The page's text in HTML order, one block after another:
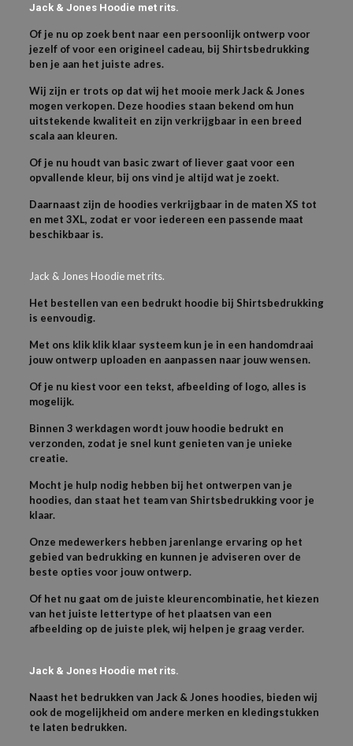
Jack & Jones Hoodie met rits.
Of je nu op zoek bent naar een persoonlijk ontwerp voor
jezelf of voor een origineel cadeau, bij Shirtsbedrukking
ben je aan het juiste adres.
Wij zijn er trots op dat wij het mooie merk Jack & Jones
mogen verkopen. Deze hoodies staan bekend om hun
uitstekende kwaliteit en zijn verkrijgbaar in een breed
scala aan kleuren.
Of je nu houdt van basic zwart of liever gaat voor een
opvallende kleur, bij ons vind je altijd wat je zoekt.
Daarnaast zijn de hoodies verkrijgbaar in de maten XS tot
en met 3XL, zodat er voor iedereen een passende maat
beschikbaar is.
Jack & Jones Hoodie met rits.
Het bestellen van een bedrukt hoodie bij Shirtsbedrukking
is eenvoudig.
Met ons klik klik klaar systeem kun je in een handomdraai
jouw ontwerp uploaden en aanpassen naar jouw wensen.
Of je nu kiest voor een tekst, afbeelding of logo, alles is
mogelijk.
Binnen 3 werkdagen wordt jouw hoodie bedrukt en
verzonden, zodat je snel kunt genieten van je unieke
creatie.
Mocht je hulp nodig hebben bij het ontwerpen van je
hoodies, dan staat het team van Shirtsbedrukking voor je
klaar.
Onze medewerkers hebben jarenlange ervaring op het
gebied van bedrukking en kunnen je adviseren over de
beste opties voor jouw ontwerp.
Of het nu gaat om de juiste kleurencombinatie, het kiezen
van het juiste lettertype of het plaatsen van een
afbeelding op de juiste plek, wij helpen je graag verder.
Jack & Jones Hoodie met rits.
Naast het bedrukken van Jack & Jones hoodies, bieden wij
ook de mogelijkheid om andere merken en kledingstukken
te laten bedrukken.